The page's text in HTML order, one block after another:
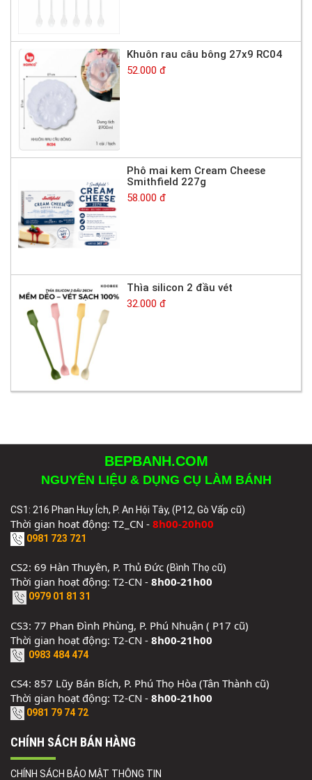
Khuôn rau câu bông 27x9 RC04
52.000 đ
Phô mai kem Cream Cheese
Smithfield 227g
58.000 đ
Thìa silicon 2 đầu vét
32.000 đ
BEPBANH.COM
NGUYÊN LIỆU & DỤNG CỤ LÀM BÁNH
CS1: 216 Phan Huy Ích, P. An Hội Tây, (P12, Gò Vấp cũ)
Thời gian hoạt động: T2_CN - 8h00-20h00
0981 723 721
CS2: 69 Hàn Thuyên, P. Thủ Đức (Bình Thọ cũ)
Thời gian hoạt động: T2-CN - 8h00-21h00
0979 01 81 31
CS3: 77 Phan Đình Phùng, P. Phú Nhuận ( P17 cũ)
Thời gian hoạt động: T2-CN - 8h00-21h00
0983 484 474
CS4: 857 Lũy Bán Bích, P. Phú Thọ Hòa (Tân Thành cũ)
Thời gian hoạt động: T2-CN - 8h00-21h00
0981 79 74 72
CHÍNH SÁCH BÁN HÀNG
CHÍNH SÁCH BẢO MẬT THÔNG TIN